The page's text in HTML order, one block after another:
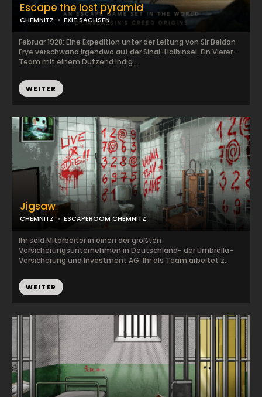
Escape the lost pyramid
CHEMNITZ EXIT SACHSEN
Februar 1928: Eine Expedition unter der Leitung von Sir Beldon
Frye verschwand irgendwo auf der Sinai-Halbinsel. Ein Vierer-
Team mit einem Dutzend indig...
WEITER
Jigsaw
CHEMNITZ ESCAPEROOM CHEMNITZ
Ihr seid Mitarbeiter in einen der größten
Versicherungsunternehmen in Deutschland- der Umbrella-
Versicherung und Investment AG. Ihr als Team arbeitet z...
WEITER